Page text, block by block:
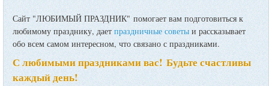
Сайт "ЛЮБИМЫЙ ПРАЗДНИК" помогает вам подготовиться к
любимому празднику, даетпраздничные советы и рассказывает
обо всем самом интересном, что связано с праздниками.
С любимыми праздниками вас! Будьте счастливы
каждый день!